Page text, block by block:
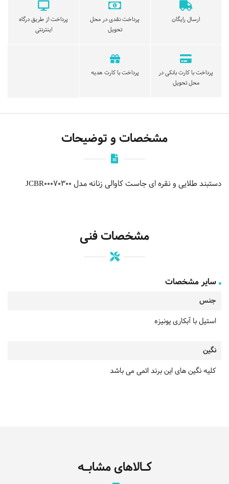
ارسال رایگان
پرداخت نقدی در محل
تحویل
پرداخت از طریق درگاه
اینترنتی
پرداخت با کارت بانکی در
محل تحویل
پرداخت با کارت هدیه
مشخصات و توضیحات
دستبند طلایی و نقره ای جاست کاوالی زنانه مدل JCBR00070300
مشخصات فنی
سایر مشخصات
جنس
استیل با آبکاری یونیزه
نگین
کلیه نگین های این برند اتمی می باشد
کـالاهای مشابـه